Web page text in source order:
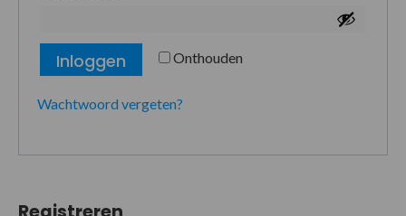
Onthouden
Inloggen
Wachtwoord vergeten?